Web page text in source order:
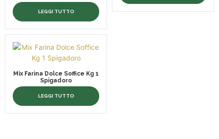
LEGGI TUTTO
Mix Farina Dolce Soffice Kg 1
Spigadoro
LEGGI TUTTO